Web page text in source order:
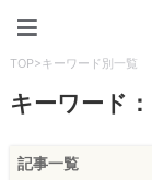
TOP>キーワード別一覧
キーワード：
記事一覧